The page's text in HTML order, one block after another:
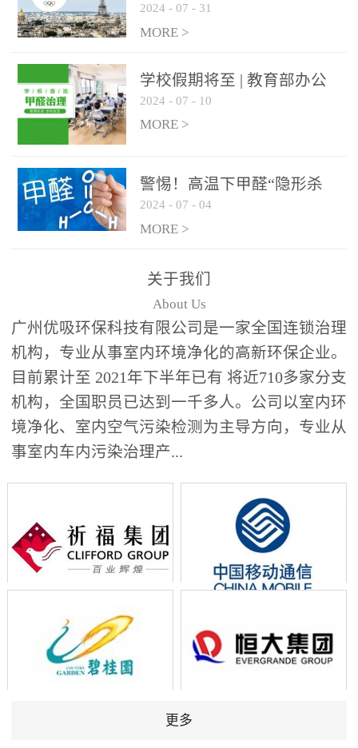
宿风波：优吸环保共建健康
绿色家居
2024 - 07 - 31
MORE >
学校假期将至 | 教育部办公
厅关于加强学校新建校舍室
内空气质量管理通知
2024 - 07 - 10
MORE >
警惕！高温下甲醛“隐形杀
手”来袭，你的家安全吗？
2024 - 07 - 04
MORE >
关于我们
About Us
广州优吸环保科技有限公司是一家全国连锁治理
机构，专业从事室内环境净化的高新环保企业。
目前累计至 2021年下半年已有 将近710多家分支
机构，全国职员已达到一千多人。公司以室内环
境净化、室内空气污染检测为主导方向，专业从
事室内车内污染治理产...
更多